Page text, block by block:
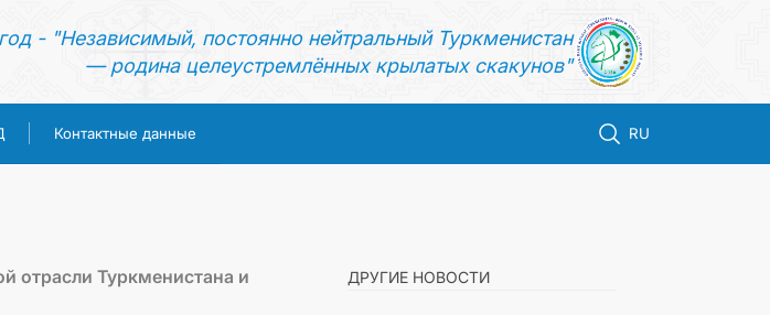
- "Независимый, постоянно нейтральный Туркменистан
— родина целеустремлённых крылатых скакунов"
Контактные данные RU
отрасли Туркменистана и
ДРУГИЕ НОВОСТИ